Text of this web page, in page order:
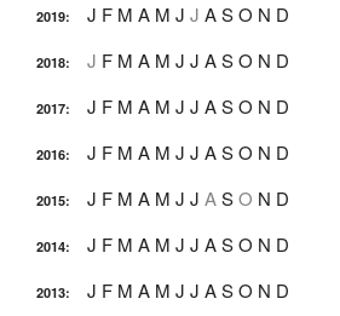
2019: J F M A M J J ASO N D
2018: J F M A M J J ASO N D
2017: J F M A M J J ASO N D
2016: J F M A M J J ASO N D
2015: J F M A M J J ASO N D
2014: J F M A M J J ASO N D
2013: J F M A M J J ASO N D